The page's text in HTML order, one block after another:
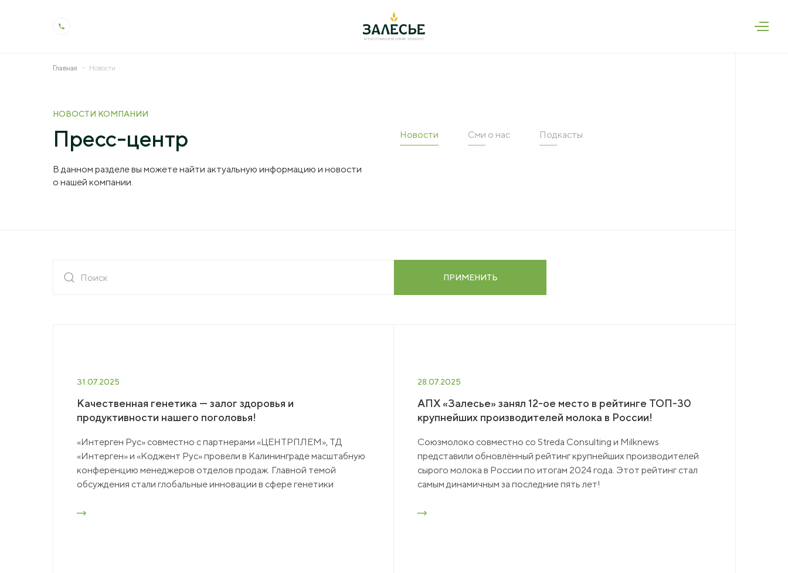
История холдинга
Контроль качества
Пресс-центр
Подкасты
Молокопереработка
Магазин
Полесский городской округ, п. Залесье,
ул. Большаковская, 22
Главная Новости
НОВОСТИ КОМПАНИИ
Пресс-центр
В данном разделе вы можете найти актуальную информацию и новости
о нашей компании.
Новости Сми о нас Подкасты
ПРИМЕНИТЬ
31.07.2025
Качественная генетика — залог здоровья и
продуктивности нашего поголовья!
«Интерген Рус» совместно с партнерами «ЦЕНТРПЛЕМ», ТД
«Интерген» и «Коджент Рус» провели в Калининграде масштабную
конференцию менеджеров отделов продаж. Главной темой
обсуждения стали глобальные инновации в сфере генетики
28.07.2025
АПХ «Залесье» занял 12-ое место в рейтинге ТОП-30
крупнейших производителей молока в России!
Союзмолоко совместно со Streda Consulting и Milknews
представили обновлённый рейтинг крупнейших производителей
сырого молока в России по итогам 2024 года. Этот рейтинг стал
самым динамичным за последние пять лет!